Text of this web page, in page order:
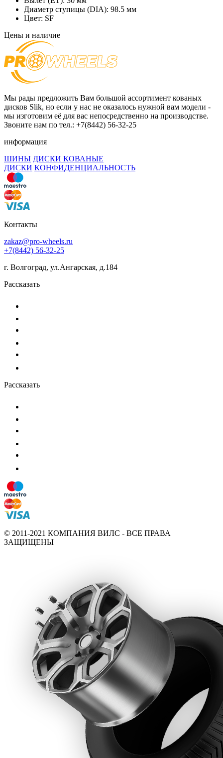
Диаметр ступицы (DIA): 98.5 мм
Цвет: SF
Цены и наличие
Мы рады предложить Вам большой ассортимент кованых
дисков Slik, но если у нас не оказалось нужной вам модели -
мы изготовим её для вас непосредственно на производстве.
Звоните нам по тел.: +7(8442) 56-32-25
информация
ШИНЫ ДИСКИ КОВАНЫЕ
ДИСКИ КОНФИДЕНЦИАЛЬНОСТЬ
Контакты
zakaz@pro-wheels.ru
+7(8442) 56-32-25
г. Волгоград, ул.Ангарская, д.184
Рассказать
Рассказать
© 2011-2021 КОМПАНИЯ ВИЛС - ВСЕ ПРАВА
ЗАЩИЩЕНЫ